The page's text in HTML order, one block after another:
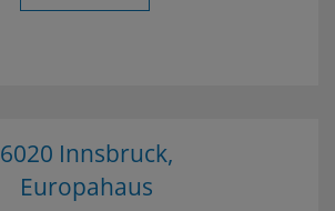
6020 Innsbruck,
Europahaus